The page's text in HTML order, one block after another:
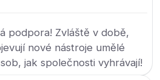
podpora! Zvláště v době,
nové nástroje umělé
jak společnosti vyhrávají!